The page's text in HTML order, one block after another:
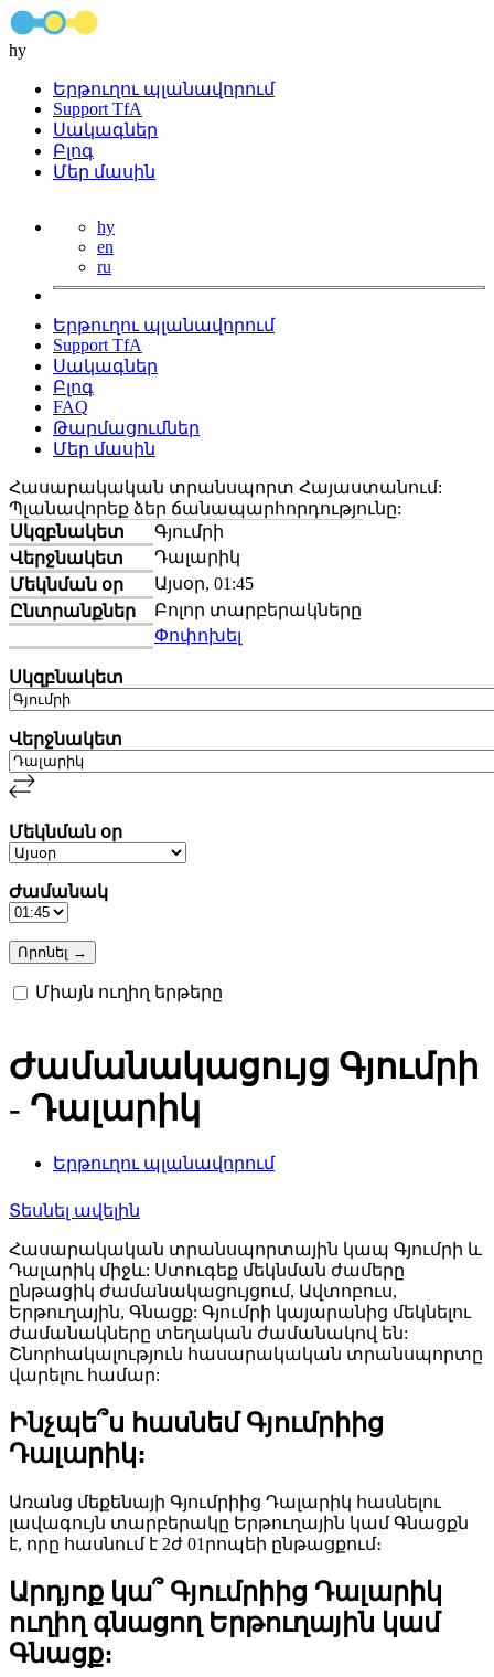
hy
Երթուղու պլանավորում
Support TfA
Սակագներ
Բլոգ
Մեր մասին
hy
en
ru
Երթուղու պլանավորում
Support TfA
Սակագներ
Բլոգ
FAQ
Թարմացումներ
Մեր մասին
Հասարակական տրանսպորտ Հայաստանում:
Պլանավորեք ձեր ճանապարհորդությունը:
Սկզբնակետ
Գյումրի
Վերջնակետ
Դալարիկ
Մեկնման օր
Այսօր, 01:45
Ընտրանքներ
Բոլոր տարբերակները
Փոփոխել
Սկզբնակետ
Վերջնակետ
Մեկնման օր
Ժամանակ
Միայն ուղիղ երթերը
Ժամանակացույց Գյումրի
- Դալարիկ
Երթուղու պլանավորում
Տեսնել ավելին
Հասարակական տրանսպորտային կապ Գյումրի և
Դալարիկ միջև: Ստուգեք մեկնման ժամերը
ընթացիկ ժամանակացույցում, Ավտոբուս,
Երթուղային, Գնացք: Գյումրի կայարանից մեկնելու
ժամանակները տեղական ժամանակով են:
Շնորհակալություն հասարակական տրանսպորտը
վարելու համար:
Ինչպե՞ս հասնեմ Գյումրիից
Դալարիկ։
Առանց մեքենայի Գյումրիից Դալարիկ հասնելու
լավագույն տարբերակը Երթուղային կամ Գնացքն
է, որը հասնում է 2ժ 01րոպեի ընթացքում։
Արդյոք կա՞ Գյումրիից Դալարիկ
ուղիղ գնացող Երթուղային կամ
Գնացք։